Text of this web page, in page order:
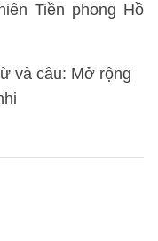
Tiền phong Hồ